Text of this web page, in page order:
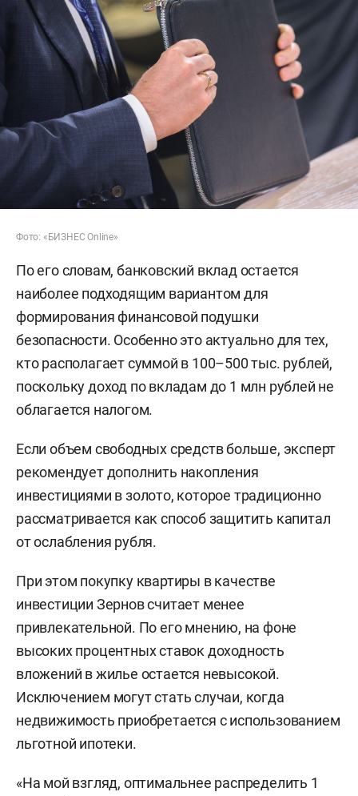
Фото: «БИЗНЕС Online»
По его словам, банковский вклад остается
наиболее подходящим вариантом для
формирования финансовой подушки
безопасности. Особенно это актуально для тех,
кто располагает суммой в 100–500 тыс. рублей,
поскольку доход по вкладам до 1 млн рублей не
облагается налогом.
Если объем свободных средств больше, эксперт
рекомендует дополнить накопления
инвестициями в золото, которое традиционно
рассматривается как способ защитить капитал
от ослабления рубля.
При этом покупку квартиры в качестве
инвестиции Зернов считает менее
привлекательной. По его мнению, на фоне
высоких процентных ставок доходность
вложений в жилье остается невысокой.
Исключением могут стать случаи, когда
недвижимость приобретается с использованием
льготной ипотеки.
«На мой взгляд, оптимальнее распределить 1